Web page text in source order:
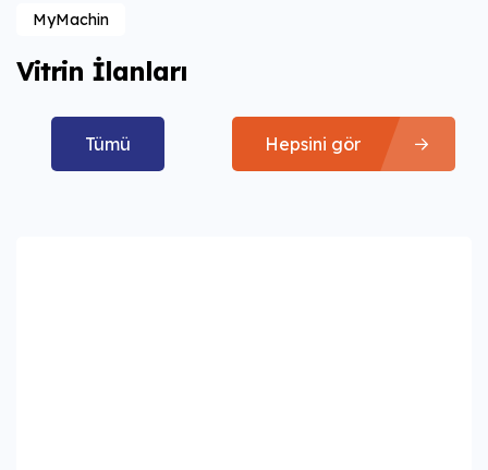
MyMachin
Vitrin İlanları
Tümü Hepsini gör